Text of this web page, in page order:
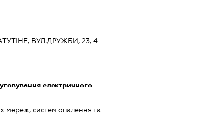
ВУЛ.ДРУЖБИ, 23, 4
електричного
мереж, систем опалення та